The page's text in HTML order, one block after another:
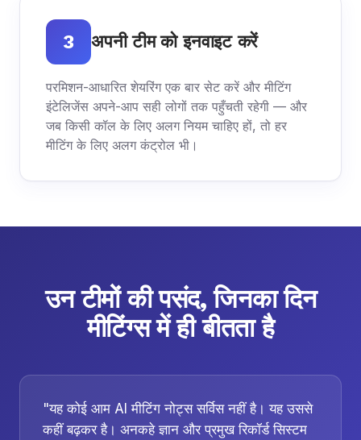
3 अपनी टीम को इनवाइट करें
परमिशन-आधारित शेयरिंग एक बार सेट करें और मीटिंग
इंटेलिजेंस अपने-आप सही लोगों तक पहुँचती रहेगी — और
जब किसी कॉल के लिए अलग नियम चाहिए हों, तो हर
मीटिंग के लिए अलग कंट्रोल भी।
उन टीमों की पसंद, जिनका दिन
मीटिंग्स में ही बीतता है
"यह कोई आम AI मीटिंग नोट्स सर्विस नहीं है। यह उससे
कहीं बढ़कर है। अनकहे ज्ञान और प्रमुख रिकॉर्ड सिस्टम